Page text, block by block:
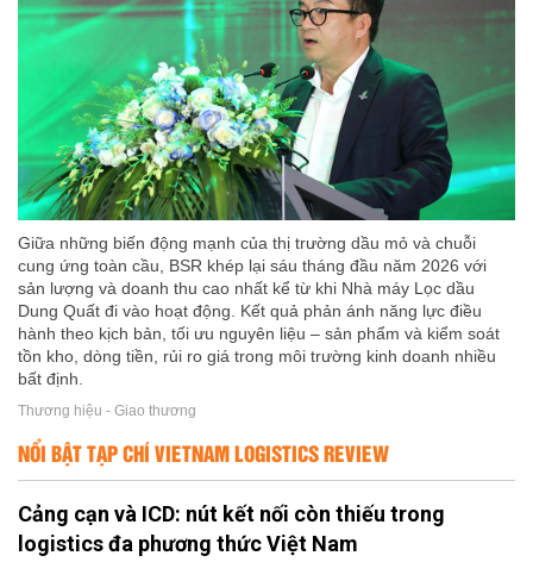
Giữa những biến động mạnh của thị trường dầu mỏ và chuỗi
cung ứng toàn cầu, BSR khép lại sáu tháng đầu năm 2026 với
sản lượng và doanh thu cao nhất kể từ khi Nhà máy Lọc dầu
Dung Quất đi vào hoạt động. Kết quả phản ánh năng lực điều
hành theo kịch bản, tối ưu nguyên liệu – sản phẩm và kiểm soát
tồn kho, dòng tiền, rủi ro giá trong môi trường kinh doanh nhiều
bất định.
Thương hiệu - Giao thương
NỔI BẬT TẠP CHÍ VIETNAM LOGISTICS REVIEW
Cảng cạn và ICD: nút kết nối còn thiếu trong
logistics đa phương thức Việt Nam